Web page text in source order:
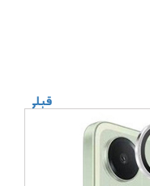
قبلی